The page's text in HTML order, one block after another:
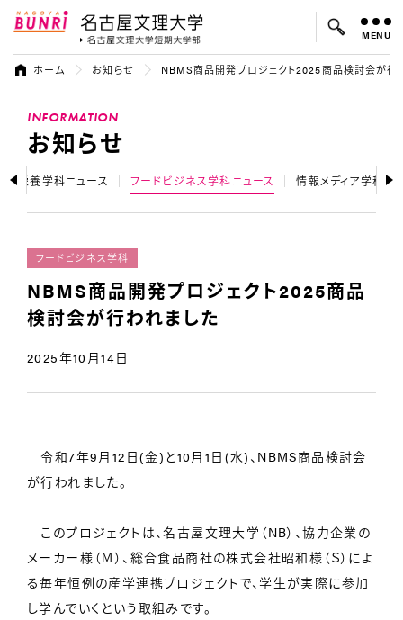
名古屋文理大学 名古屋文理大
よく検索されているキーワード：
MENU
ホーム お知らせ NBMS商品開発プロジェクト2025商品検討会が行
INFORMATION
お知らせ
康栄養学科ニュース フードビジネス学科ニュース 情報メディア学科ニ
フードビジネス学科
NBMS商品開発プロジェクト2025商品
検討会が行われました
2025年10月14日
令和7年9月12日(金)と10月1日(水)、NBMS商品検討会
が行われました。
このプロジェクトは、名古屋文理大学（NB）、協力企業の
メーカー様（Ｍ）、総合食品商社の株式会社昭和様（Ｓ）によ
る毎年恒例の産学連携プロジェクトで、学生が実際に参加
し学んでいくという取組みです。